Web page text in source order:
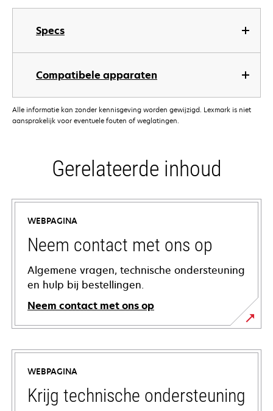
Specs
Compatibele apparaten
Alle informatie kan zonder kennisgeving worden gewijzigd. Lexmark is niet
aansprakelijk voor eventuele fouten of weglatingen.
Gerelateerde inhoud
WEBPAGINA
Neem contact met ons op
Algemene vragen, technische ondersteuning
en hulp bij bestellingen.
Neem contact met ons op
WEBPAGINA
Krijg technische ondersteuning